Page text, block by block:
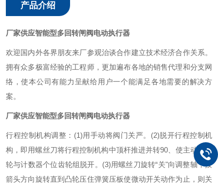
产品介绍
厂家供应智能型多回转闸阀电动执行器
欢迎国内外各界朋友来厂参观治谈合作建立技术经济合作关系。
拥有众多极富经验的工程师，更加遍布各地的销售代理和分支网
络，使本公司有能力呈献给用户一个能满足各地需要的解决方
案。
厂家供应智能型多回转闸阀电动执行器
行程控制机构调整：(1)用手动将阀门关严。(2)脱开行程控制机
构，即用螺丝刀将行程控制机构中顶杆推进并转90、使主动小齿
轮与计数器个位齿轮组脱开。(3)用螺丝刀旋转“关"向调整轴，按
箭头方向旋转直到凸轮压住弹簧压板使微动开关动作为止，则关